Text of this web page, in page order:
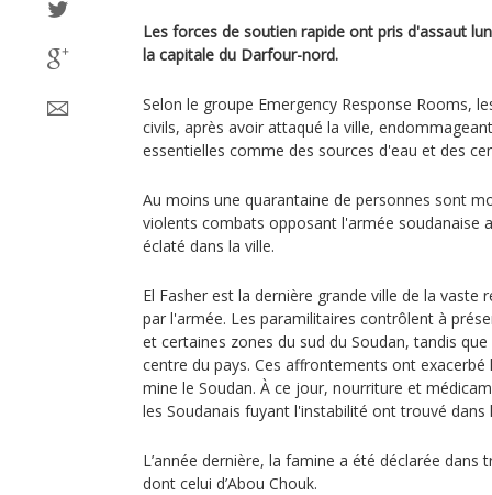
Les forces de soutien rapide ont pris d'assaut
la capitale du Darfour-nord.
Selon le groupe Emergency Response Rooms,
civils, après avoir attaqué la ville,
essentielles comme des sources d'eau et des
Au moins une quarantaine de personnes sont
violents combats opposant l'armée soudanaise
éclaté dans la ville.
El Fasher est la dernière grande ville de la
par l'armée. Les paramilitaires contrôlent à
et certaines zones du sud du Soudan, tandis que
centre du pays. Ces affrontements ont exacerbé
mine le Soudan. À ce jour, nourriture et
les Soudanais fuyant l'instabilité ont trouvé dans
L’année dernière, la famine a été déclarée dans
dont celui d’Abou Chouk.